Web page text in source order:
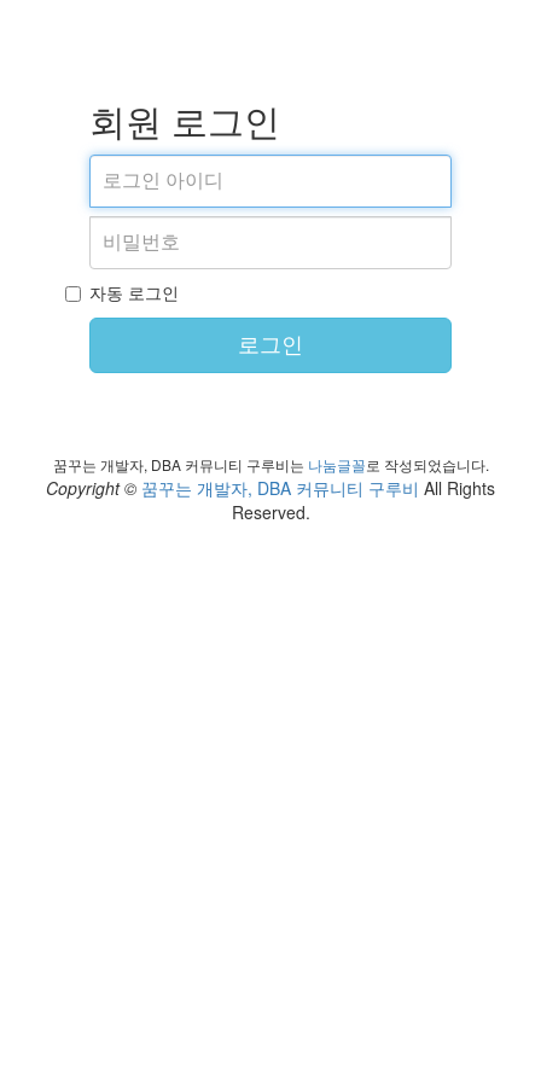
회원 로그인
자동 로그인
로그인
꿈꾸는 개발자, DBA 커뮤니티 구루비는 나눔글꼴로 작성되었습니다.
Copyright © 꿈꾸는 개발자, DBA 커뮤니티 구루비 All Rights
Reserved.